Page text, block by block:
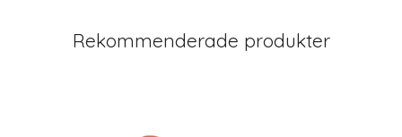
Rekommenderade produkter